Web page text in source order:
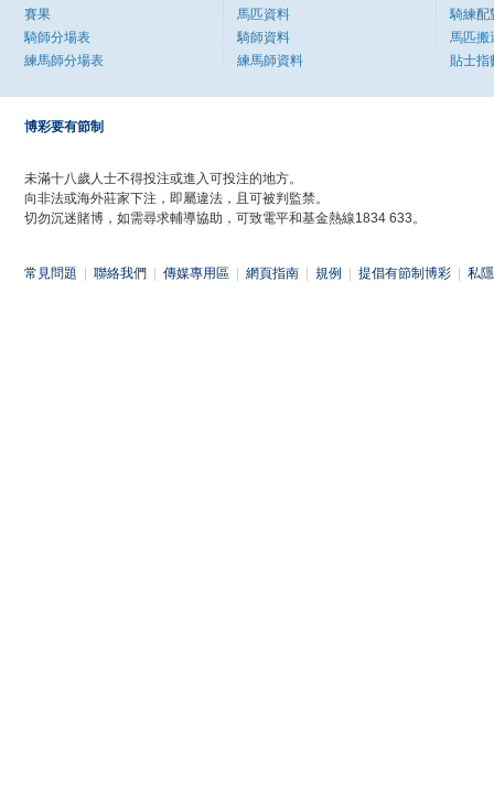
賽果
騎師分場表
練馬師分場表
馬匹資料
騎師資料
練馬師資料
騎練配
馬匹搬
貼士指
博彩要有節制
未滿十八歲人士不得投注或進入可投注的地方。
向非法或海外莊家下注，即屬違法，且可被判監禁。
切勿沉迷賭博，如需尋求輔導協助，可致電平和基金熱線1834 633。
常見問題 聯絡我們 傳媒專用區 網頁指南 規例 提倡有節制博彩 私